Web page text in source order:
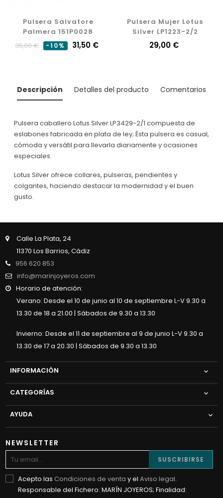
Pulsera Salvatore
Palmera 151P0028
Precio
35,00 € -10% Precio
31,50 €
Pulsera Mujer Lotus
Silver LP1223-2/2
Precio
29,00 €
Descripción Detalles del producto Comentarios
Pulsera caballero Lotus Silver LP3429-2/1 compuesta de
eslabones fabricada en plata de ley; Ésta pulsera es casual,
cómoda y versátil para llevarla diariamente y ocasiones
especiales.
Lotus Silver ofrece collares, pulseras, pendientes y
colgantes, haciendo destacar la modernidad y el buen
gusto.
Calle La Plata, 24
11370 Los Barrios, Cádiz
956 620 853
info@marinjoyeros.com
Horario de atención:
Verano: Desde el 10 de junio al 10 de septiembre L-V 9.30 a
13.30 de 18 a 21.00 | Sábados de 9.30 a 13.30
Invierno: Desde el 11 de septiembre al 9 de junio L-V 9.30 a
13.30 de 17 a 20.30 | Sábados de 9.30 a 13.30
INFORMACIÓN 
CATEGORÍAS 
AYUDA 
NEWSLETTER
SUSCRIBIRSE
Acepto las Condiciones de venta y el Aviso legal.
Responsable del Fichero: MARÍN JOYEROS; Finalidad: